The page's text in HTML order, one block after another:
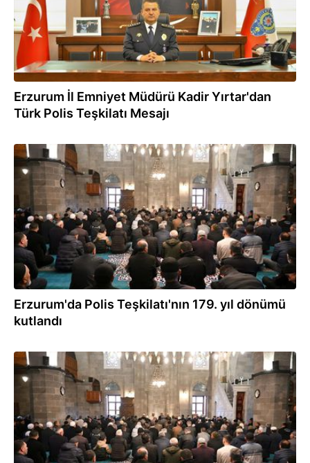
Erzurum İl Emniyet Müdürü Kadir Yırtar'dan
Türk Polis Teşkilatı Mesajı
08.04.2024
Erzurum'da Polis Teşkilatı'nın 179. yıl dönümü
kutlandı
08.04.2024